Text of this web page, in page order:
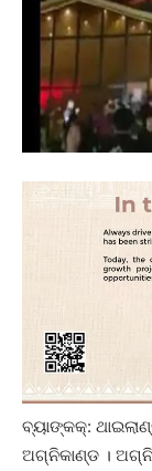
ବ୍ୟାଙ୍କକ୍:
ଅଗ୍ନିକାଣ୍ଡ ।